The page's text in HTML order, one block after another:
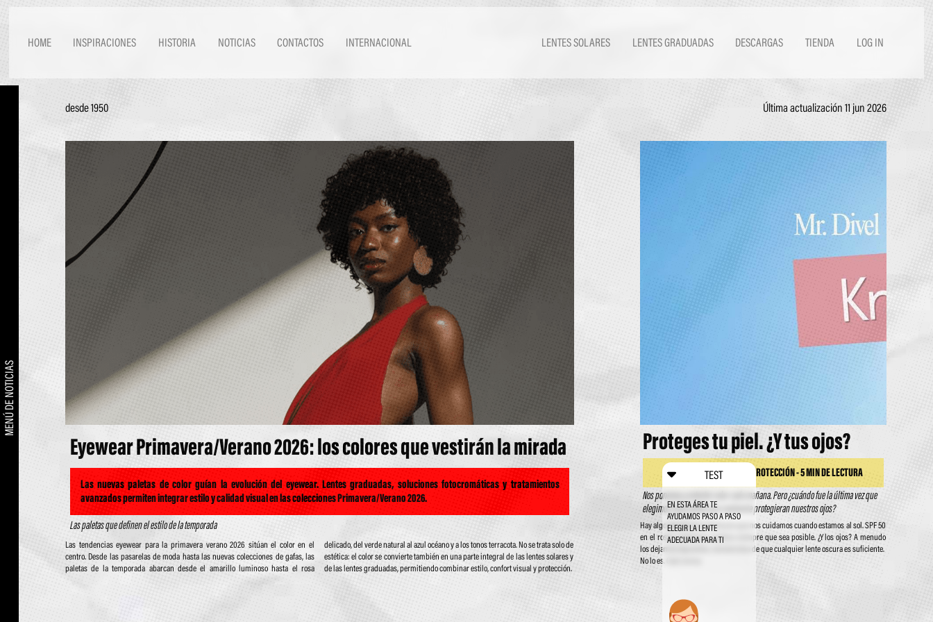
HOME INSPIRACIONES HISTORIA NOTICIAS CONTACTOS INTERNACIONAL LENTES SOLARES LENTES GRADUADAS DESCARGAS TIENDA LOG IN
TEST
EN ESTA ÁREA TE
AYUDAMOS PASO A PASO
ELEGIR LA LENTE
ADECUADA PARA TI
MENÚ DE NOTICIAS
desde 1950 Última actualización 11 jun 2026
Eyewear Primavera/Verano 2026: los colores que vestirán la mirada
Las nuevas paletas de color guían la evolución del eyewear. Lentes graduadas, soluciones fotocromáticas y tratamientos
avanzados permiten integrar estilo y calidad visual en las colecciones Primavera/Verano 2026.
Las paletas que definen el estilo de la temporada
Las tendencias eyewear para la primavera verano 2026 sitúan el color en el
centro. Desde las pasarelas de moda hasta las nuevas colecciones de gafas, las
paletas de la temporada abarcan desde el amarillo luminoso hasta el rosa
delicado, del verde natural al azul océano y a los tonos terracota. No se trata solo de
estética: el color se convierte también en una parte integral de las lentes solares y
de las lentes graduadas, permitiendo combinar estilo, confort visual y protección.
Proteges tu piel. ¿Y tus ojos?
SALUD VISUAL - LENTES Y PROTECCIÓN - 5 MIN DE LECTURA
Nos ponemos protector solar cada mañana. Pero ¿cuándo fue la última vez que
elegimos unas lentes que realmente protegieran nuestros ojos?
Hay algo extraño en la forma en que nos cuidamos cuando estamos al sol. SPF 50
en el rostro, sombrero, sombra siempre que sea posible. ¿Y los ojos? A menudo
los dejamos expuestos, convencidos de que cualquier lente oscura es suficiente.
No lo es. Casi nunca.